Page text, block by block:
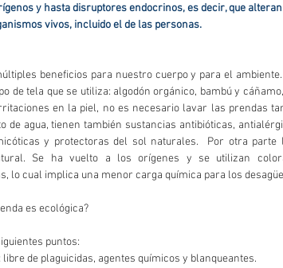
y hasta disruptores endocrinos, es decir, que
vivos, incluido el de las personas.
beneficios para nuestro cuerpo y para el
de tela que se utiliza: algodón orgánico, bambú y
en la piel, no es necesario lavar las prendas
de agua, tienen también sustancias antibióticas,
y protectoras del sol naturales.  Por otra parte
Se ha vuelto a los orígenes y se utilizan
lo cual implica una menor carga química para los
es ecológica?
puntos:
de plaguicidas, agentes químicos y blanqueantes.